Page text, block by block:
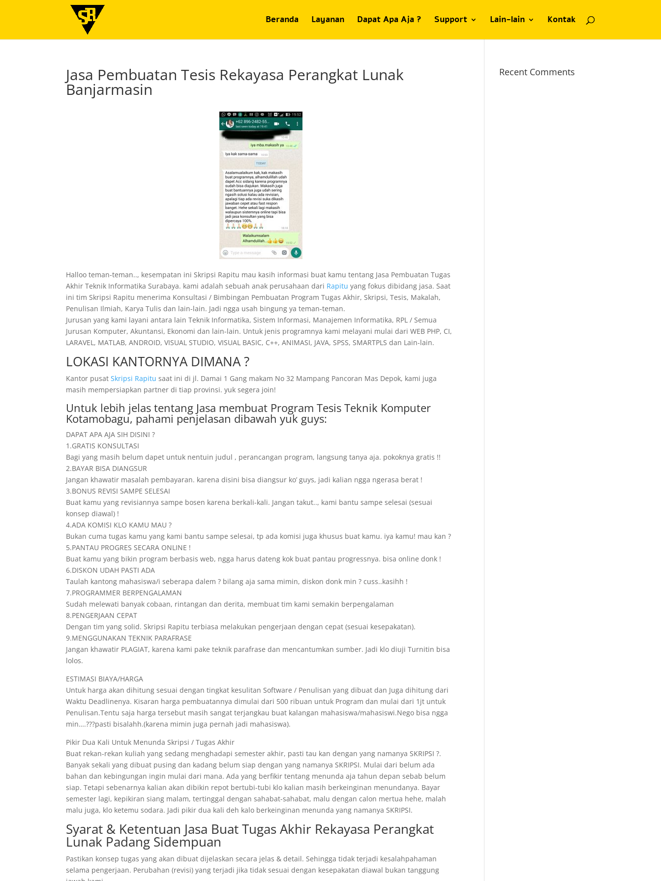
Beranda Layanan Dapat Apa Aja ? Support Lain-lain Kontak
Jasa Pembuatan Tesis Rekayasa Perangkat Lunak
Banjarmasin
Halloo teman-teman.., kesempatan ini Skripsi Rapitu mau kasih informasi buat kamu tentang Jasa Pembuatan Tugas
Akhir Teknik Informatika Surabaya. kami adalah sebuah anak perusahaan dari Rapitu yang fokus dibidang jasa. Saat
ini tim Skripsi Rapitu menerima Konsultasi / Bimbingan Pembuatan Program Tugas Akhir, Skripsi, Tesis, Makalah,
Penulisan Ilmiah, Karya Tulis dan lain-lain. Jadi ngga usah bingung ya teman-teman.
Jurusan yang kami layani antara lain Teknik Informatika, Sistem Informasi, Manajemen Informatika, RPL / Semua
Jurusan Komputer, Akuntansi, Ekonomi dan lain-lain. Untuk jenis programnya kami melayani mulai dari WEB PHP, CI,
LARAVEL, MATLAB, ANDROID, VISUAL STUDIO, VISUAL BASIC, C++, ANIMASI, JAVA, SPSS, SMARTPLS dan Lain-lain.
LOKASI KANTORNYA DIMANA ?
Kantor pusatSkripsi Rapitu saat ini di jl. Damai 1 Gang makam No 32 Mampang Pancoran Mas Depok, kami juga
masih mempersiapkan partner di tiap provinsi. yuk segera join!
Untuk lebih jelas tentang Jasa membuat Program Tesis Teknik Komputer
Kotamobagu, pahami penjelasan dibawah yuk guys:
DAPAT APA AJA SIH DISINI ?
1.GRATIS KONSULTASI
Bagi yang masih belum dapet untuk nentuin judul , perancangan program, langsung tanya aja. pokoknya gratis !!
2.BAYAR BISA DIANGSUR
Jangan khawatir masalah pembayaran. karena disini bisa diangsur ko’ guys, jadi kalian ngga ngerasa berat !
3.BONUS REVISI SAMPE SELESAI
Buat kamu yang revisiannya sampe bosen karena berkali-kali. Jangan takut.., kami bantu sampe selesai (sesuai
konsep diawal) !
4.ADA KOMISI KLO KAMU MAU ?
Bukan cuma tugas kamu yang kami bantu sampe selesai, tp ada komisi juga khusus buat kamu. iya kamu! mau kan ?
5.PANTAU PROGRES SECARA ONLINE !
Buat kamu yang bikin program berbasis web, ngga harus dateng kok buat pantau progressnya. bisa online donk !
6.DISKON UDAH PASTI ADA
Taulah kantong mahasiswa/i seberapa dalem ? bilang aja sama mimin, diskon donk min ? cuss..kasihh !
7.PROGRAMMER BERPENGALAMAN
Sudah melewati banyak cobaan, rintangan dan derita, membuat tim kami semakin berpengalaman
8.PENGERJAAN CEPAT
Dengan tim yang solid. Skripsi Rapitu terbiasa melakukan pengerjaan dengan cepat (sesuai kesepakatan).
9.MENGGUNAKAN TEKNIK PARAFRASE
Jangan khawatir PLAGIAT, karena kami pake teknik parafrase dan mencantumkan sumber. Jadi klo diuji Turnitin bisa
lolos.
ESTIMASI BIAYA/HARGA
Untuk harga akan dihitung sesuai dengan tingkat kesulitan Software / Penulisan yang dibuat dan Juga dihitung dari
Waktu Deadlinenya. Kisaran harga pembuatannya dimulai dari 500 ribuan untuk Program dan mulai dari 1jt untuk
Penulisan.Tentu saja harga tersebut masih sangat terjangkau buat kalangan mahasiswa/mahasiswi.Nego bisa ngga
min….???pasti bisalahh.(karena mimin juga pernah jadi mahasiswa).
Pikir Dua Kali Untuk Menunda Skripsi / Tugas Akhir
Buat rekan-rekan kuliah yang sedang menghadapi semester akhir, pasti tau kan dengan yang namanya SKRIPSI ?.
Banyak sekali yang dibuat pusing dan kadang belum siap dengan yang namanya SKRIPSI. Mulai dari belum ada
bahan dan kebingungan ingin mulai dari mana. Ada yang berfikir tentang menunda aja tahun depan sebab belum
siap. Tetapi sebenarnya kalian akan dibikin repot bertubi-tubi klo kalian masih berkeinginan menundanya. Bayar
semester lagi, kepikiran siang malam, tertinggal dengan sahabat-sahabat, malu dengan calon mertua hehe, malah
malu juga, klo ketemu sodara. Jadi pikir dua kali deh kalo berkeinginan menunda yang namanya SKRIPSI.
Syarat & Ketentuan Jasa Buat Tugas Akhir Rekayasa Perangkat
Lunak Padang Sidempuan
Pastikan konsep tugas yang akan dibuat dijelaskan secara jelas & detail. Sehingga tidak terjadi kesalahpahaman
selama pengerjaan. Perubahan (revisi) yang terjadi jika tidak sesuai dengan kesepakatan diawal bukan tanggung
Recent Comments